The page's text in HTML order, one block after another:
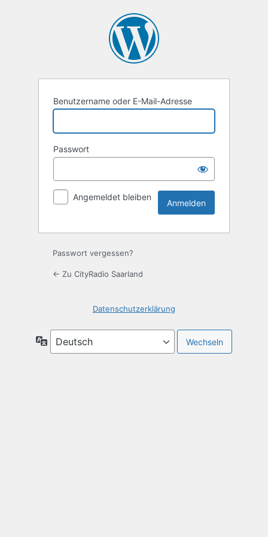
Benutzername oder E-Mail-Adresse
Passwort
Angemeldet bleiben
Passwort vergessen?
← Zu CityRadio Saarland
Datenschutzerklärung
Sprache